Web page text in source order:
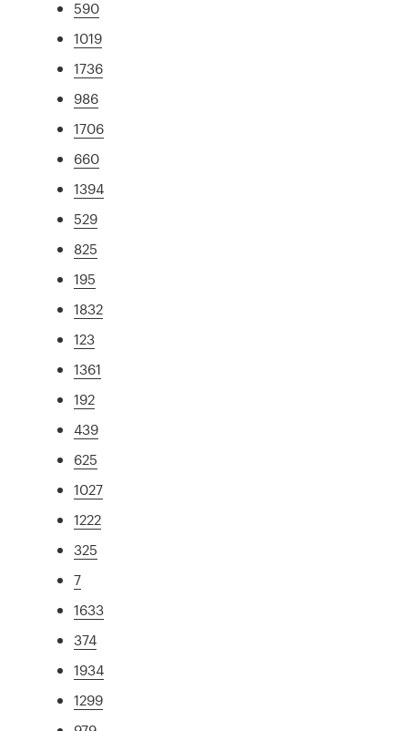
590
1019
1736
986
1706
660
1394
529
825
195
1832
123
1361
192
439
625
1027
1222
325
7
1633
374
1934
1299